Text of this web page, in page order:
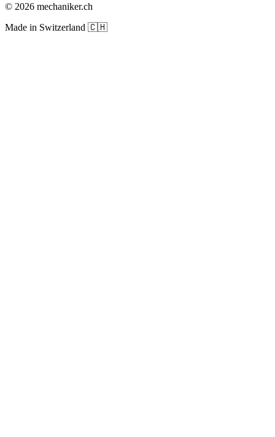
© 2026 mechaniker.ch
Made in Switzerland 🇨🇭